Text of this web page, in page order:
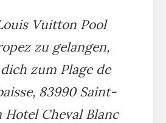
Vuitton Pool
zu gelangen,
zum Plage de
83990 Saint-
Hotel Cheval Blanc